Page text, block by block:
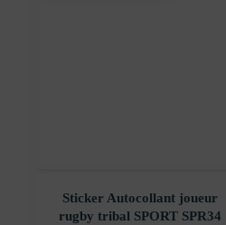
Sticker Autocollant joueur
rugby tribal SPORT SPR34